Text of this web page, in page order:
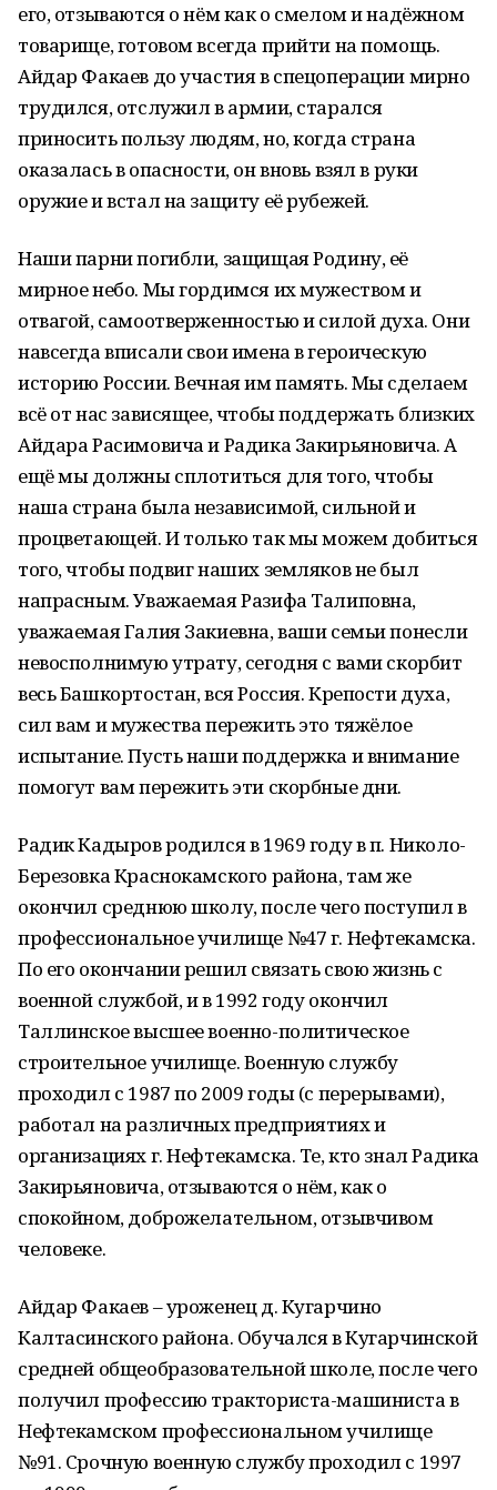
его, отзываются о нём как о смелом и надёжном
товарище, готовом всегда прийти на помощь.
Айдар Факаев до участия в спецоперации мирно
трудился, отслужил в армии, старался
приносить пользу людям, но, когда страна
оказалась в опасности, он вновь взял в руки
оружие и встал на защиту её рубежей.
Наши парни погибли, защищая Родину, её
мирное небо. Мы гордимся их мужеством и
отвагой, самоотверженностью и силой духа. Они
навсегда вписали свои имена в героическую
историю России. Вечная им память. Мы сделаем
всё от нас зависящее, чтобы поддержать близких
Айдара Расимовича и Радика Закирьяновича. А
ещё мы должны сплотиться для того, чтобы
наша страна была независимой, сильной и
процветающей. И только так мы можем добиться
того, чтобы подвиг наших земляков не был
напрасным. Уважаемая Разифа Талиповна,
уважаемая Галия Закиевна, ваши семьи понесли
невосполнимую утрату, сегодня с вами скорбит
весь Башкортостан, вся Россия. Крепости духа,
сил вам и мужества пережить это тяжёлое
испытание. Пусть наши поддержка и внимание
помогут вам пережить эти скорбные дни.
Радик Кадыров родился в 1969 году в п. Николо-
Березовка Краснокамского района, там же
окончил среднюю школу, после чего поступил в
профессиональное училище №47 г. Нефтекамска.
По его окончании решил связать свою жизнь с
военной службой, и в 1992 году окончил
Таллинское высшее военно-политическое
строительное училище. Военную службу
проходил с 1987 по 2009 годы (с перерывами),
работал на различных предприятиях и
организациях г. Нефтекамска. Те, кто знал Радика
Закирьяновича, отзываются о нём, как о
спокойном, доброжелательном, отзывчивом
человеке.
Айдар Факаев – уроженец д. Кугарчино
Калтасинского района. Обучался в Кугарчинской
средней общеобразовательной школе, после чего
получил профессию тракториста-машиниста в
Нефтекамском профессиональном училище
№91. Срочную военную службу проходил с 1997